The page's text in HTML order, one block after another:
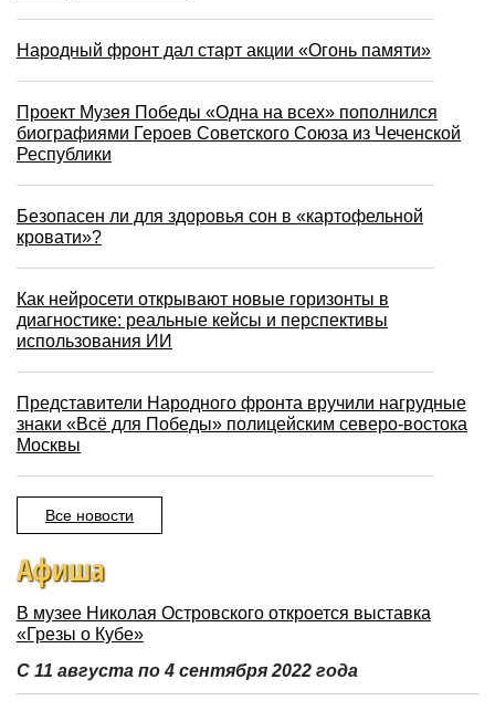
Народный фронт дал старт акции «Огонь памяти»
Проект Музея Победы «Одна на всех» пополнился
биографиями Героев Советского Союза из Чеченской
Республики
Безопасен ли для здоровья сон в «картофельной
кровати»?
Как нейросети открывают новые горизонты в
диагностике: реальные кейсы и перспективы
использования ИИ
Представители Народного фронта вручили нагрудные
знаки «Всё для Победы» полицейским северо-востока
Москвы
Все новости
Афиша
В музее Николая Островского откроется выставка
«Грезы о Кубе»
С 11 августа по 4 сентября 2022 года